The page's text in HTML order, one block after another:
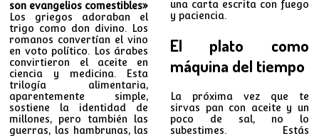
son evangelios comestibles»
Los griegos adoraban el
trigo como don divino. Los
romanos convertían el vino
en voto político. Los árabes
convirtieron el aceite en
ciencia y medicina. Esta
trilogía alimentaria,
aparentemente simple,
sostiene la identidad de
millones, pero también las
guerras, las hambrunas, las
una carta escrita con fuego
y paciencia.
El plato como
máquina del tiempo
La próxima vez que te
sirvas pan con aceite y un
poco de sal, no lo
subestimes. Estás